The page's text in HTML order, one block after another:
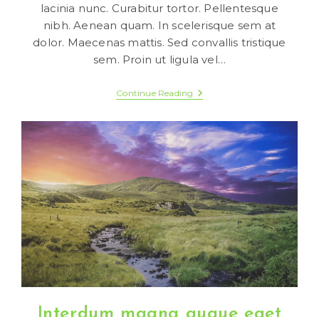
lacinia nunc. Curabitur tortor. Pellentesque
nibh. Aenean quam. In scelerisque sem at
dolor. Maecenas mattis. Sed convallis tristique
sem. Proin ut ligula vel…
Continue Reading Neque
Cursus